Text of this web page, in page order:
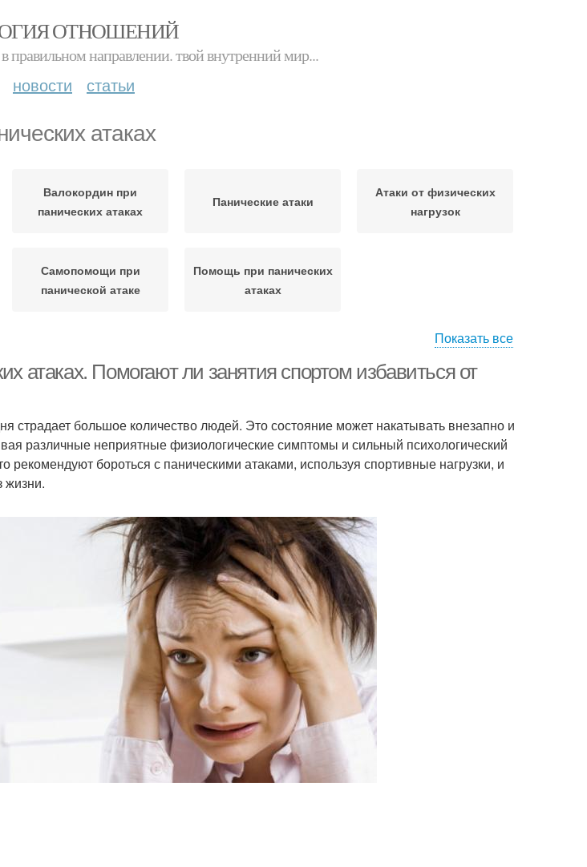
ОТНОШЕНИЙ
правильном направлении. твой внутренний мир...
новости статьи
атаках
Валокордин при
панических атаках
Панические атаки
Атаки от физических
нагрузок
Самопомощи при
панической атаке
Помощь при панических
атаках
Показать все
атаках. Помогают ли занятия спортом избавиться от
страдает большое количество людей. Это состояние может накатывать внезапно и
различные неприятные физиологические симптомы и сильный психологический
рекомендуют бороться с паническими атаками, используя спортивные нагрузки, и
жизни.